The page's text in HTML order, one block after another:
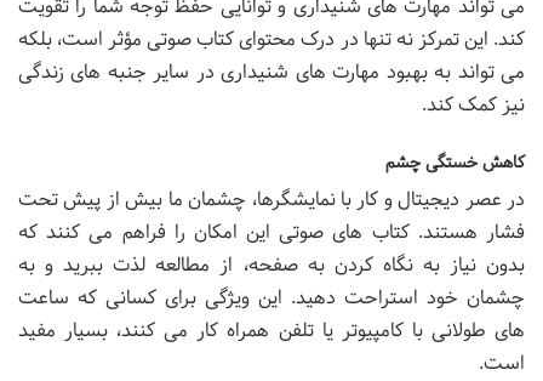
می تواند مهارت های شنیداری و توانایی حفظ توجه شما را تقویت
کند. این تمرکز نه تنها در درک محتوای کتاب صوتی مؤثر است، بلکه
می تواند به بهبود مهارت های شنیداری در سایر جنبه های زندگی
نیز کمک کند.
کاهش خستگی چشم
در عصر دیجیتال و کار با نمایشگرها، چشمان ما بیش از پیش تحت
فشار هستند. کتاب های صوتی این امکان را فراهم می کنند که
بدون نیاز به نگاه کردن به صفحه، از مطالعه لذت ببرید و به
چشمان خود استراحت دهید. این ویژگی برای کسانی که ساعت
های طولانی با کامپیوتر یا تلفن همراه کار می کنند، بسیار مفید
است.